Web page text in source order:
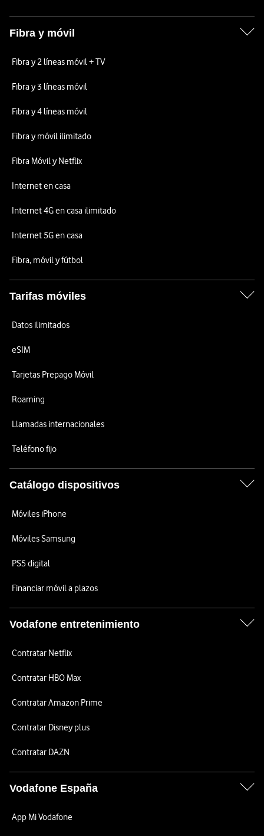
Fibra y móvil
Fibra y 2 líneas móvil + TV
Fibra y 3 líneas móvil
Fibra y 4 líneas móvil
Fibra y móvil ilimitado
Fibra Móvil y Netflix
Internet en casa
Internet 4G en casa ilimitado
Internet 5G en casa
Fibra, móvil y fútbol
Tarifas móviles
Datos ilimitados
eSIM
Tarjetas Prepago Móvil
Roaming
Llamadas internacionales
Teléfono fijo
Catálogo dispositivos
Móviles iPhone
Móviles Samsung
PS5 digital
Financiar móvil a plazos
Vodafone entretenimiento
Contratar Netflix
Contratar HBO Max
Contratar Amazon Prime
Contratar Disney plus
Contratar DAZN
Vodafone España
App Mi Vodafone